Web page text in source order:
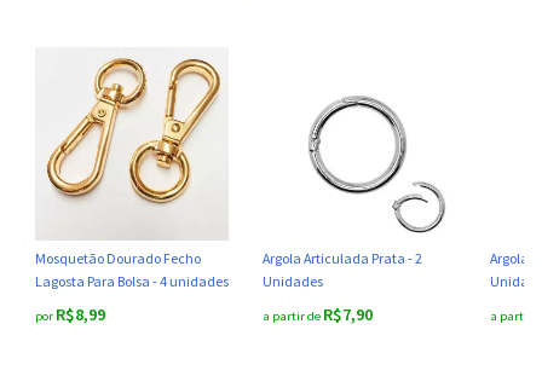
Mosquetão Dourado Fecho
Lagosta Para Bolsa - 4 unidades
por R$8,99
Argola Articulada Prata - 2
Unidades
a partir de R$7,90
Argola
a partir